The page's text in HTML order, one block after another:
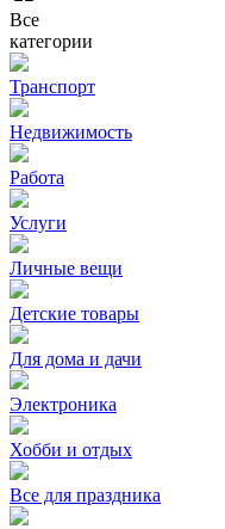
Все
категории
Транспорт
Недвижимость
Работа
Услуги
Личные вещи
Детские товары
Для дома и дачи
Электроника
Хобби и отдых
Все для праздника